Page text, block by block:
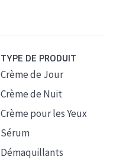
TYPE DE PRODUIT
Crème de Jour
Crème de Nuit
Crème pour les Yeux
Sérum
Démaquillants